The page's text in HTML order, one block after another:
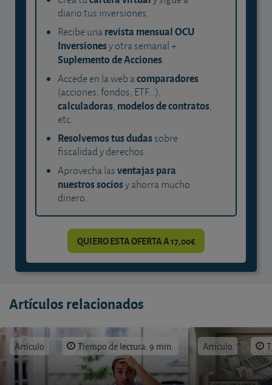
diario tus inversiones.
Recibe unarevista mensual OCU
Inversionesy otra semanal +
Suplemento de Acciones.
Accede en la web acomparadores
(acciones, fondos, ETF...),
calculadoras, modelos de contratos,
etc.
Resolvemos tus dudassobre
fiscalidad y derechos.
Aprovecha lasventajas para
nuestros sociosy ahorra mucho
dinero.
QUIERO ESTA OFERTA A 17,00€
Artículos relacionados
Artículo Tiempo de lectura: 9 min. Artículo